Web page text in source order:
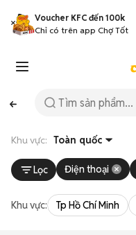
Voucher KFC đến 100k
Chỉ có trên app Chợ Tốt
Khu vực: Toàn quốc
Lọc Điện thoại
Khu vực: Tp Hồ Chí Minh